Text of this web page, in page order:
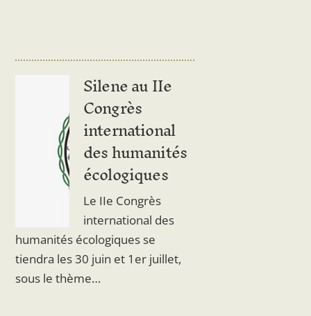
Silene au IIe
Congrès
international
des humanités
écologiques
Le IIe Congrès
international des
humanités écologiques se
tiendra les 30 juin et 1er juillet,
sous le thème…